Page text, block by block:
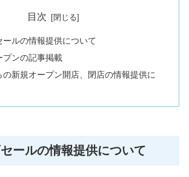
目次
ールの情報提供について
プンの記事掲載
の新規オープン開店、閉店の情報提供に
ールの情報提供について